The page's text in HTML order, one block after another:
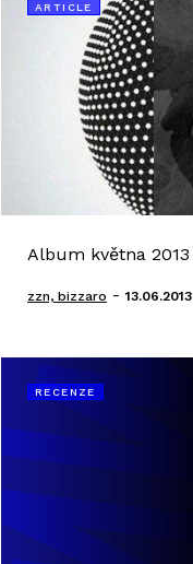
ARTICLE
Album května 2013
zzn, bizzaro - 13.06.2013
RECENZE